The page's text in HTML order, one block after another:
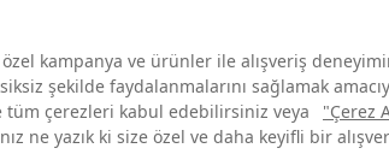
kampanya ve ürünler ile alışveriş
şekilde faydalanmalarını sağlamak
çerezleri kabul edebilirsiniz veya
"Çerez
ne yazık ki size özel ve daha keyifli bir